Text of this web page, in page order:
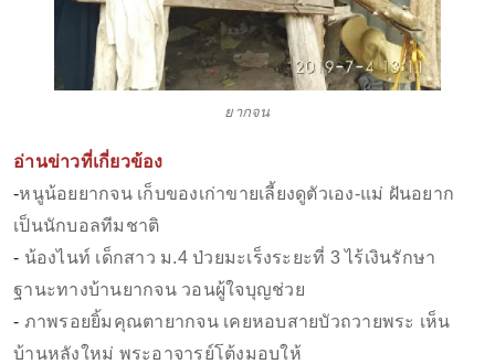
ยากจน
อ่านข่าวที่เกี่ยวข้อง
-หนูน้อยยากจน เก็บของเก่าขายเลี้ยงดูตัวเอง-แม่ ฝันอยาก
เป็นนักบอลทีมชาติ
- น้องไนท์ เด็กสาว ม.4 ป่วยมะเร็งระยะที่ 3 ไร้เงินรักษา
ฐานะทางบ้านยากจน วอนผู้ใจบุญช่วย
- ภาพรอยยิ้มคุณตายากจน เคยหอบสายบัวถวายพระ เห็น
บ้านหลังใหม่ พระอาจารย์โต้งมอบให้